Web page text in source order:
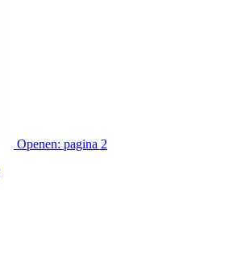
Openen: pagina 2